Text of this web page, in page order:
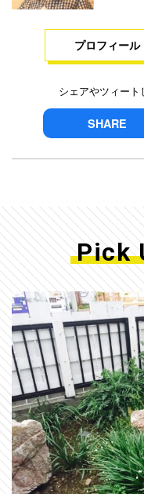
プロフィール
シェアやツィー
SHARE
Pick